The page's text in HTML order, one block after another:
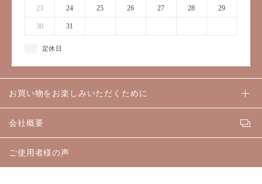
23 24 25 26 27 28 29
30 31
定休日
お買い物をお楽しみいただくために
会社概要
ご使用者様の声